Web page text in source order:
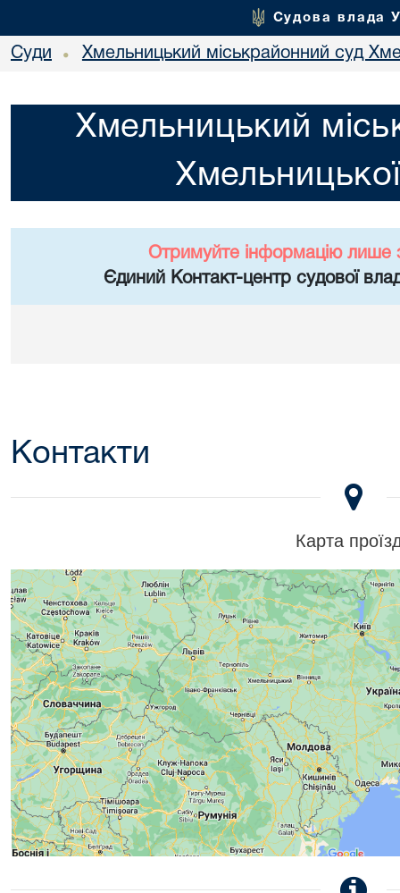
Судова влада
Суди • Хмельницький міськрайонний суд
Хмельницький
Отримуйте інформацію лише
Єдиний Контакт-центр судової
Контакти
Карта